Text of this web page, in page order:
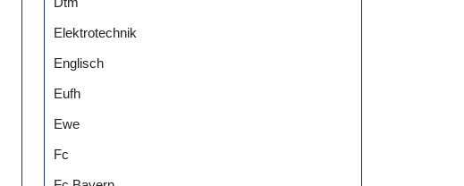
Elektrotechnik
Englisch
Eufh
Ewe
Fc